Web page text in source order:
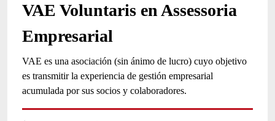
VAE Voluntaris en Assessoria
Empresarial
VAE es una asociación (sin ánimo de lucro) cuyo objetivo
es transmitir la experiencia de gestión empresarial
acumulada por sus socios y colaboradores.